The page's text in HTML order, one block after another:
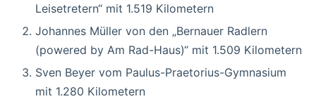
Leisetretern“ mit 1.519 Kilometern
Johannes Müller von den „Bernauer Radlern
(powered by Am Rad-Haus)“ mit 1.509 Kilometern
Sven Beyer vom Paulus-Praetorius-Gymnasium
mit 1.280 Kilometern